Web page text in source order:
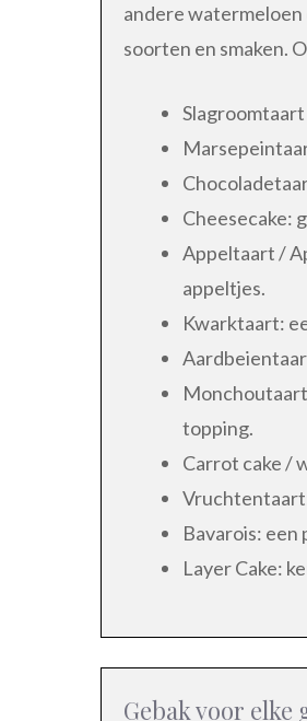
andere watermeloen
soorten en smaken.
Cheesecake:
Appeltaart /
appeltjes.
Kwarktaart:
topping.
Carrot cake /
Bavarois: een
Layer Cake:
Gebak voor elke